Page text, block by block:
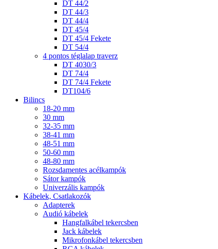
DT 44/2
DT 44/3
DT 44/4
DT 45/4
DT 45/4 Fekete
DT 54/4
4 pontos téglalap traverz
DT 4030/3
DT 74/4
DT 74/4 Fekete
DT104/6
Bilincs
18-20 mm
30 mm
32-35 mm
38-41 mm
48-51 mm
50-60 mm
48-80 mm
Rozsdamentes acélkampók
Sátor kampók
Univerzális kampók
Kábelek, Csatlakozók
Adapterek
Audió kábelek
Hangfalkábel tekercsben
Jack kábelek
Mikrofonkábel tekercsben